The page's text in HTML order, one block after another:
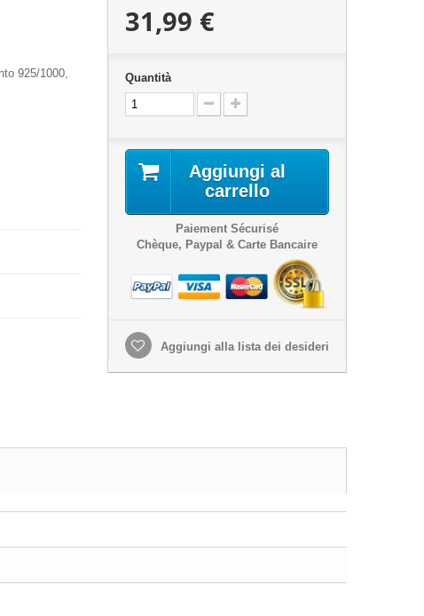
925/1000,
31,99 €
Quantità
Aggiungi al
carrello
Paiement Sécurisé
Chèque, Paypal & Carte Bancaire
Aggiungi alla lista dei desideri